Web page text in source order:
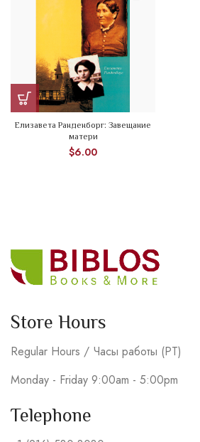
Елизавета Ранденборг: Завещание
матери
$6.00
Store Hours
Regular Hours / Часы работы (PT)
Monday - Friday 9:00am - 5:00pm
Telephone